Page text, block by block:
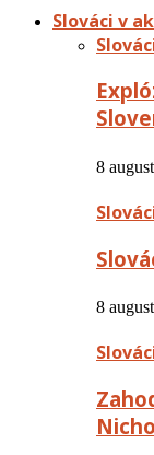
Slováci v
8
8